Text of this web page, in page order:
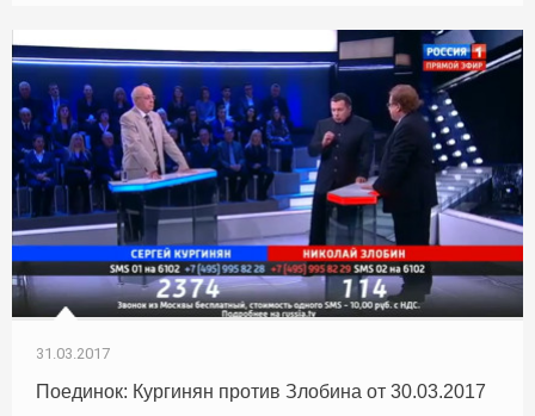
31.03.2017
Поединок: Кургинян против Злобина от 30.03.2017